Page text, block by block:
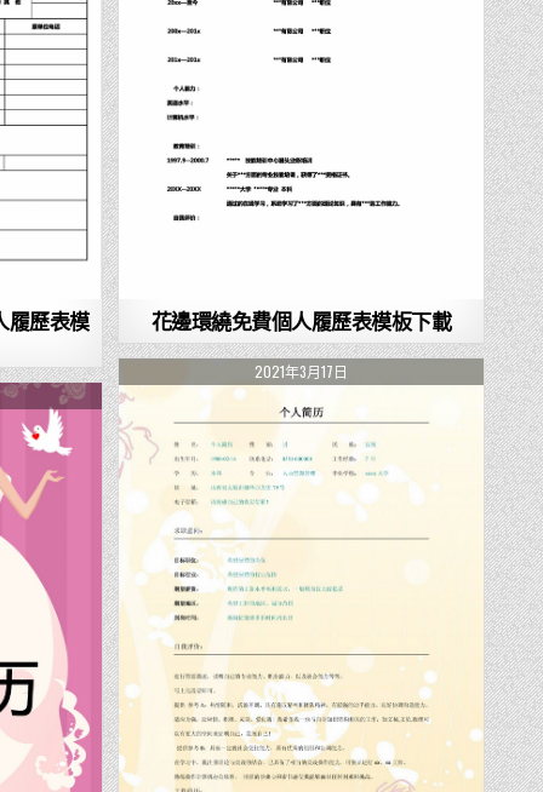
履歷表模 花邊環繞免費個人履歷表模板下載
2021年3月17日